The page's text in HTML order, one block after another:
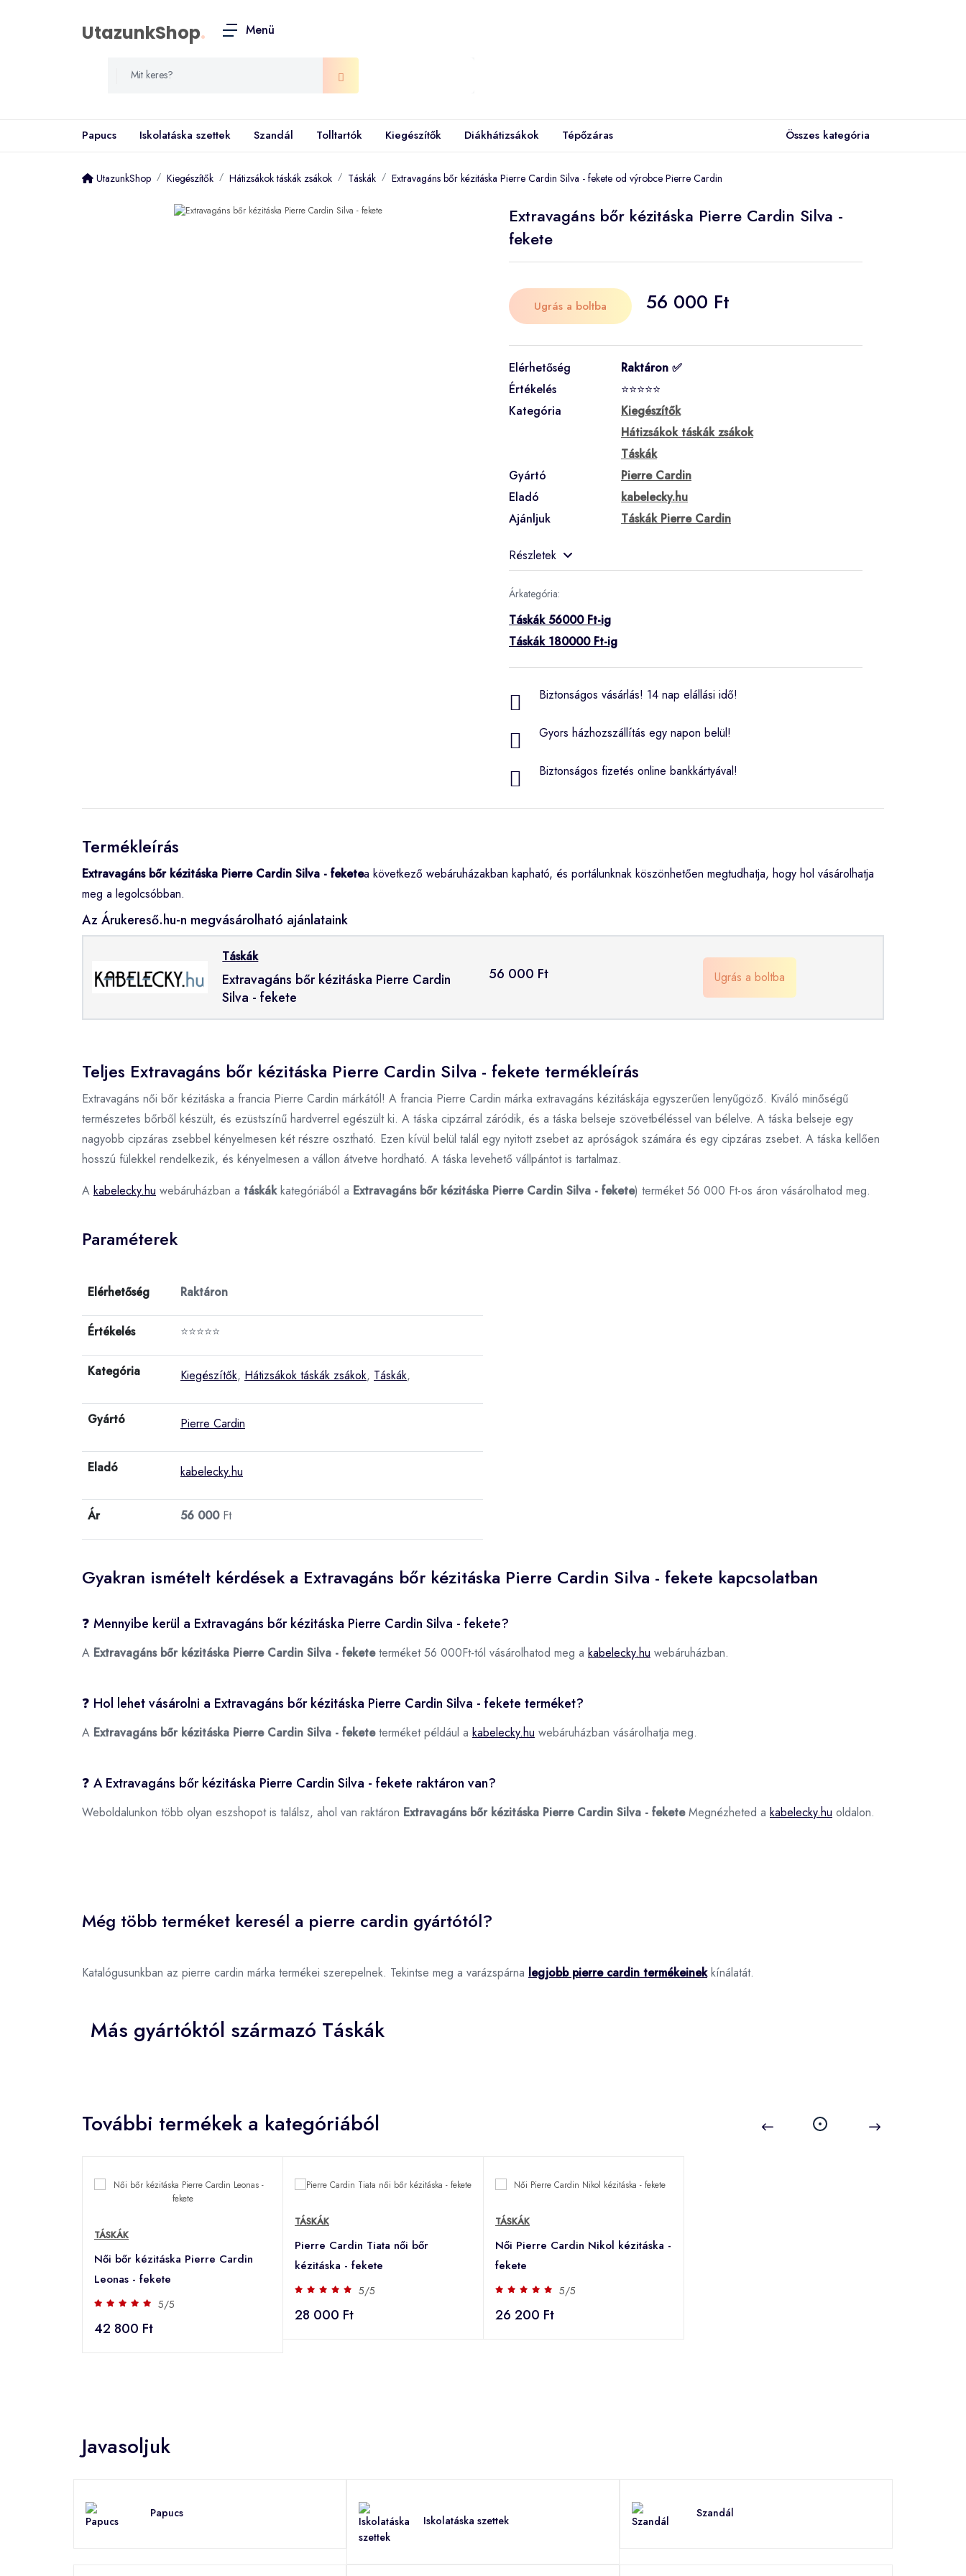
UtazunkShop. Menü
Papucs Iskolatáska szettek Szandál Tolltartók Kiegészítők Diákhátizsákok Tépőzáras Összes kategória
UtazunkShop Kiegészítők Hátizsákok táskák zsákok Táskák Extravagáns bőr kézitáska Pierre Cardin Silva - fekete od výrobce Pierre Cardin
Extravagáns bőr kézitáska Pierre Cardin Silva -
fekete
Ugrás a boltba 56 000 Ft
Elérhetőség
Raktáron ✅
Értékelés
⭐⭐⭐⭐⭐
Kategória
Kiegészítők
Hátizsákok táskák zsákok
Táskák
Gyártó
Pierre Cardin
Eladó
kabelecky.hu
Ajánljuk
Táskák Pierre Cardin
Részletek
Árkategória:
Táskák 56000 Ft-ig
Táskák 180000 Ft-ig
Biztonságos vásárlás! 14 nap elállási idő!
Gyors házhozszállítás egy napon belül!
Biztonságos fizetés online bankkártyával!
Termékleírás
Extravagáns bőr kézitáska Pierre Cardin Silva - feketea következő webáruházakban kapható, és portálunknak köszönhetően megtudhatja, hogy hol vásárolhatja
meg a legolcsóbban.
Az Árukereső.hu-n megvásárolható ajánlataink
Táskák
Extravagáns bőr kézitáska Pierre Cardin
Silva - fekete
56 000 Ft Ugrás a boltba
Teljes Extravagáns bőr kézitáska Pierre Cardin Silva - fekete termékleírás
Extravagáns női bőr kézitáska a francia Pierre Cardin márkától! A francia Pierre Cardin márka extravagáns kézitáskája egyszerűen lenyűgöző. Kiváló minőségű
természetes bőrből készült, és ezüstszínű hardverrel egészült ki. A táska cipzárral záródik, és a táska belseje szövetbéléssel van bélelve. A táska belseje egy
nagyobb cipzáras zsebbel kényelmesen két részre osztható. Ezen kívül belül talál egy nyitott zsebet az apróságok számára és egy cipzáras zsebet. A táska kellően
hosszú fülekkel rendelkezik, és kényelmesen a vállon átvetve hordható. A táska levehető vállpántot is tartalmaz.
A kabelecky.hu webáruházban a táskákkategóriából a Extravagáns bőr kézitáska Pierre Cardin Silva - fekete) terméket 56 000 Ft-os áron vásárolhatod meg.
Paraméterek
Elérhetőség Raktáron
Értékelés ⭐⭐⭐⭐⭐
Kategória Kiegészítők, Hátizsákok táskák zsákok, Táskák,
Gyártó Pierre Cardin
Eladó kabelecky.hu
Ár 56 000Ft
Gyakran ismételt kérdések a Extravagáns bőr kézitáska Pierre Cardin Silva - fekete kapcsolatban
❓ Mennyibe kerül a Extravagáns bőr kézitáska Pierre Cardin Silva - fekete?
A Extravagáns bőr kézitáska Pierre Cardin Silva - feketeterméket 56 000Ft-tól vásárolhatod meg a kabelecky.hu webáruházban.
❓ Hol lehet vásárolni a Extravagáns bőr kézitáska Pierre Cardin Silva - fekete terméket?
A Extravagáns bőr kézitáska Pierre Cardin Silva - feketeterméket például a kabelecky.hu webáruházban vásárolhatja meg.
❓ A Extravagáns bőr kézitáska Pierre Cardin Silva - fekete raktáron van?
Weboldalunkon több olyan eszshopot is találsz, ahol van raktáron Extravagáns bőr kézitáska Pierre Cardin Silva - feketeMegnézheted a kabelecky.hu oldalon.
Még több terméket keresél a pierre cardin gyártótól?
Katalógusunkban az pierre cardin márka termékei szerepelnek. Tekintse meg a varázspárna legjobb pierre cardin termékeinekkínálatát.
Más gyártóktól származó Táskák
További termékek a kategóriából
TÁSKÁK
Női bőr kézitáska Pierre Cardin
Leonas - fekete
5/5
42 800 Ft
TÁSKÁK
Pierre Cardin Tiata női bőr
kézitáska - fekete
5/5
28 000 Ft
TÁSKÁK
Női Pierre Cardin Nikol kézitáska -
fekete
5/5
26 200 Ft
Javasoljuk
Papucs
Iskolatáska szettek
Szandál